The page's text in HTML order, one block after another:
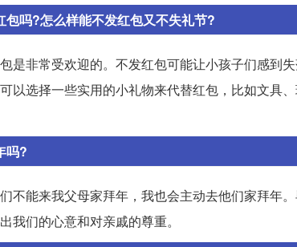
吗?怎么样能不发红包又不失礼节?
是非常受欢迎的。不发红包可能让小孩子们感到
以选择一些实用的小礼物来代替红包，比如文具
吗?
不能来我父母家拜年，我也会主动去他们家拜年
我们的心意和对亲戚的尊重。